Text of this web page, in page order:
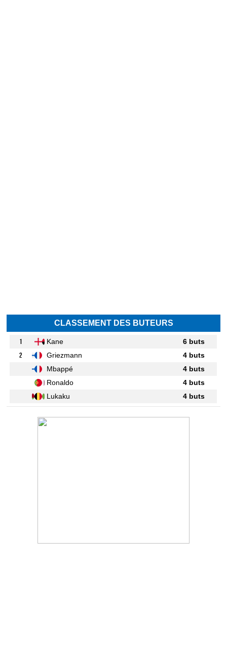
CLASSEMENT DES BUTEURS
1 Kane
6 buts
2
Griezmann
4 buts
Mbappé
4 buts
Ronaldo
4 buts
Lukaku
4 buts